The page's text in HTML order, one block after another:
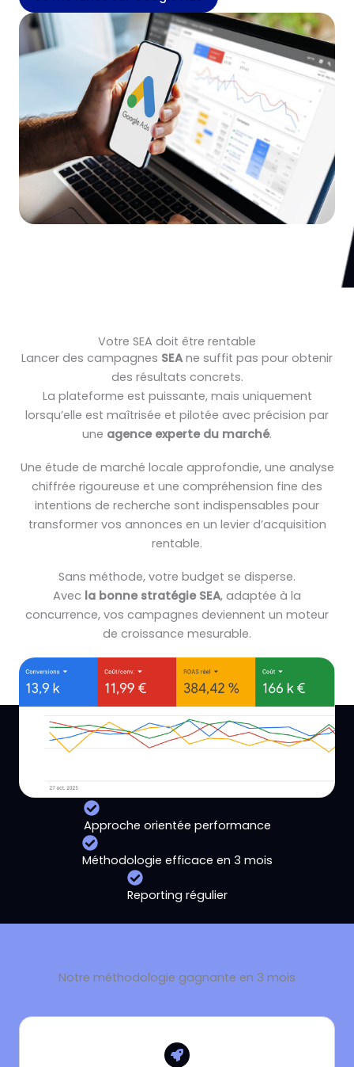
Votre SEA doit être rentable
Lancer des campagnes SEAne suffit pas pour obtenir
des résultats concrets.
La plateforme est puissante, mais uniquement
lorsqu’elle est maîtrisée et pilotée avec précision par
une agence experte du marché.
Une étude de marché locale approfondie, une analyse
chiffrée rigoureuse et une compréhension fine des
intentions de recherche sont indispensables pour
transformer vos annonces en un levier d’acquisition
rentable.
Sans méthode, votre budget se disperse.
Avec la bonne stratégie SEA, adaptée à la
concurrence, vos campagnes deviennent un moteur
de croissance mesurable.
Approche orientée performance
Méthodologie efficace en 3 mois
Reporting régulier
Notre méthodologie gagnante en 3 mois